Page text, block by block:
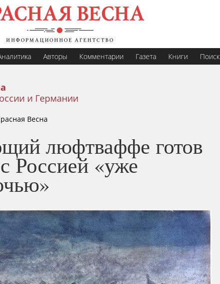
Авторы Комментарии Газета Книги Поиск
и Германии
Весна
люфтваффе готов
Россией «уже